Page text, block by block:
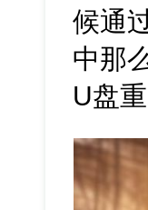
候通
中那
U盘